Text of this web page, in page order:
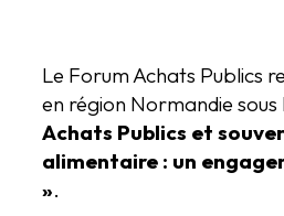
Le Forum Achats Publics
en région Normandie sous
Achats Publics et
alimentaire : un
».